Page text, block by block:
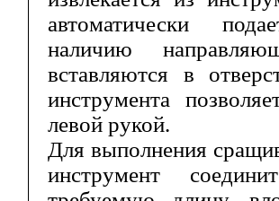
автоматически
наличию
вставляются в
инструмента
левой рукой.
Для выполнения
инстру­мент